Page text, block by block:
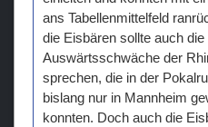
ans Tabellenmittelfeld
die Eisbären sollte auch die
Auswärtsschwäche der
sprechen, die in der
bislang nur in Mannheim
konnten. Doch auch die